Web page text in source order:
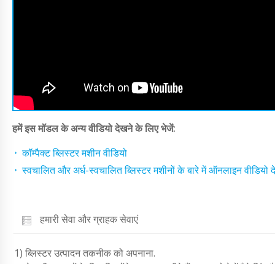
हमें इस मॉडल के अन्य वीडियो देखने के लिए भेजें:
कॉम्पैक्ट ब्लिस्टर मशीन वीडियो
स्वचालित और अर्ध-स्वचालित ब्लिस्टर मशीनों के बारे में ऑनलाइन वीडियो
हमारी सेवा और ग्राहक सेवाएं
1) ब्लिस्टर उत्पादन तकनीक को अपनाना.